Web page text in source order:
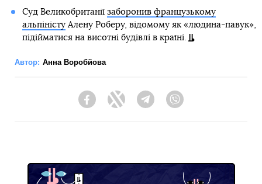
Суд Великобританії заборонив французькому
альпіністуАлену Роберу, відомому як «людина-павук»,
підійматися на висотні будівлі в країні.
Автор: Анна Воробйова
FacebookTwitter Telegram